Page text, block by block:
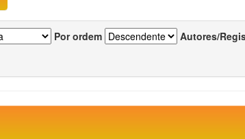
Por ordem Autores/